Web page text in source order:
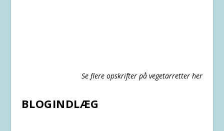
Se flere opskrifter på vegetarretter her
BLOGINDLÆG